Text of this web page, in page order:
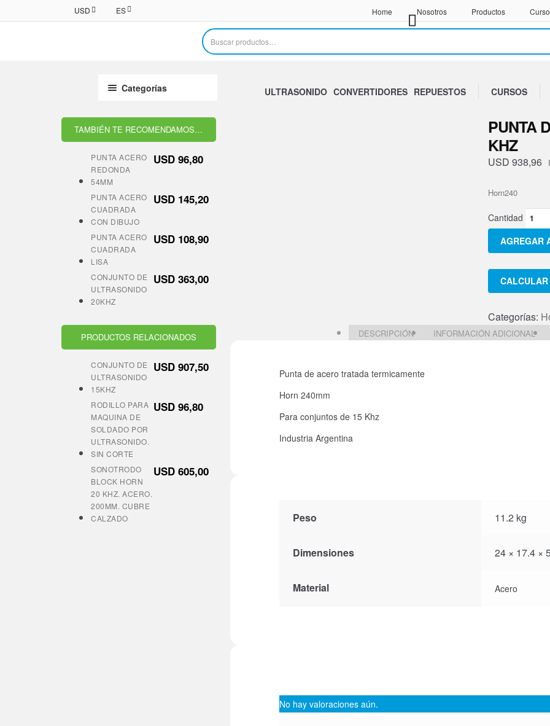
USD ES Home Nosotros Productos
Buscar
Categorías ULTRASONIDO CONVERTIDORES REPUESTOS CURSOS
PUNTA
KHZ
USD 938,96
Horn240
Punta
de
15
AGREGAR
CALCULAR
Categorías:
DESCRIPCIÓN INFORMACIÓN ADICIONAL
Punta de acero tratada termicamente
Horn 240mm
Para conjuntos de 15 Khz
Industria Argentina
Peso 11.2 kg
Dimensiones 24 × 17.4 ×
Material Acero
No hay valoraciones aún.
TAMBIÉN TE RECOMENDAMOS…
PUNTA ACERO
REDONDA
54MM
USD 96,80
PUNTA ACERO
CUADRADA
CON DIBUJO
USD 145,20
PUNTA ACERO
CUADRADA
LISA
USD 108,90
CONJUNTO DE
ULTRASONIDO
20KHZ
USD 363,00
PRODUCTOS RELACIONADOS
CONJUNTO DE
ULTRASONIDO
15KHZ
USD 907,50
RODILLO PARA
MAQUINA DE
SOLDADO POR
ULTRASONIDO.
SIN CORTE
USD 96,80
SONOTRODO
BLOCK HORN
20 KHZ. ACERO.
200MM. CUBRE
CALZADO
USD 605,00